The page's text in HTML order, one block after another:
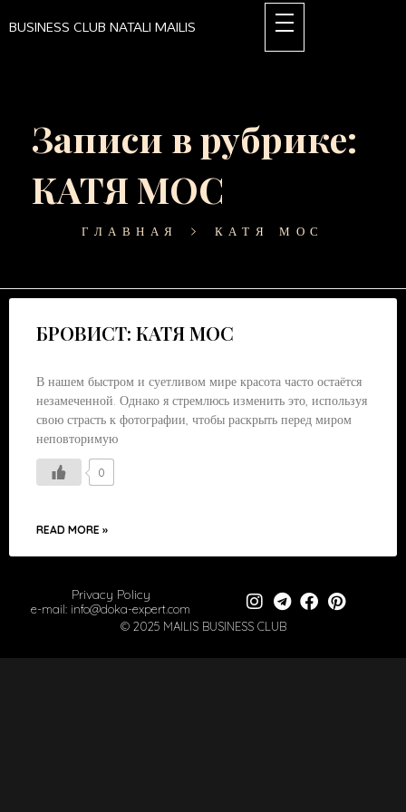
BUSINESS CLUB NATALI MAILIS
ГЛАВНАЯ КАТЯ МОС
Записи в рубрике:
КАТЯ МОС
БРОВИСТ: КАТЯ МОС
В нашем быстром и суетливом мире красота часто остаётся
незамеченной. Однако я стремлюсь изменить это, используя
свою страсть к фотографии, чтобы раскрыть перед миром
неповторимую
0
READ MORE »
Privacy Policy
e-mail: info@doka-expert.com
© 2025 MAILIS BUSINESS CLUB